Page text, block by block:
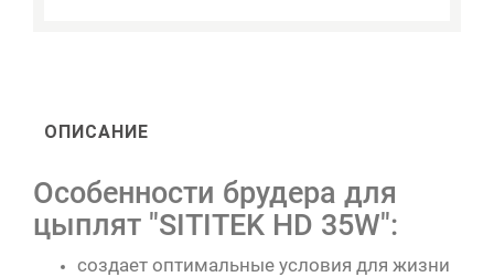
ОПИСАНИЕ
Особенности брудера для
цыплят "SITITEK HD 35W":
создает оптимальные условия для жизни